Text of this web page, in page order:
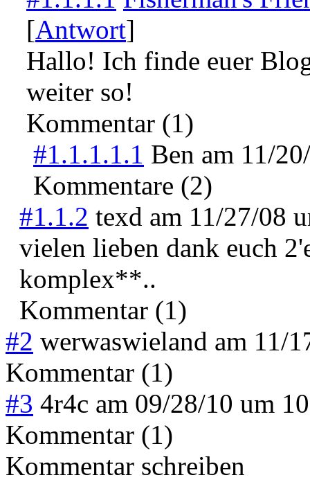
[Antwort]
Hallo! Ich finde euer
weiter so!
Kommentar (1)
#1.1.1.1.1 Ben am 11/
Kommentare (2)
#1.1.2 texd am 11/27/08
vielen lieben dank euch
komplex**..
Kommentar (1)
#2 werwaswieland am 11/
Kommentar (1)
#3 4r4c am 09/28/10 um
Kommentar (1)
Kommentar schreiben